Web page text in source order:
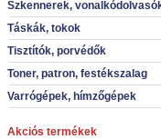
Szkennerek,
Táskák, tokok
Tisztítók, porvédők
Toner, patron, festékszalag
Varrógépek, hímzőgépek
Akciós termékek